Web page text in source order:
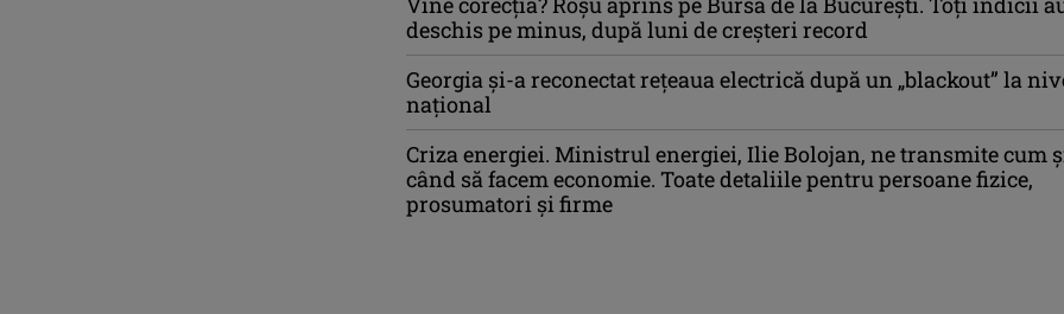
deschis pe minus, după luni de creșteri record
Georgia şi-a reconectat rețeaua electrică după un „blackout” la
naţional
Criza energiei. Ministrul energiei, Ilie Bolojan, ne transmite cum
când să facem economie. Toate detaliile pentru persoane fizice,
prosumatori și firme